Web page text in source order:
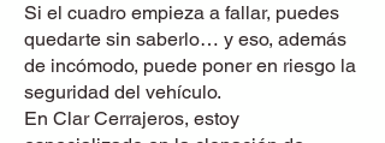
Si el cuadro empieza a fallar, puedes
quedarte sin saberlo… y eso, además
de incómodo, puede poner en riesgo la
seguridad del vehículo.
En Clar Cerrajeros, estoy